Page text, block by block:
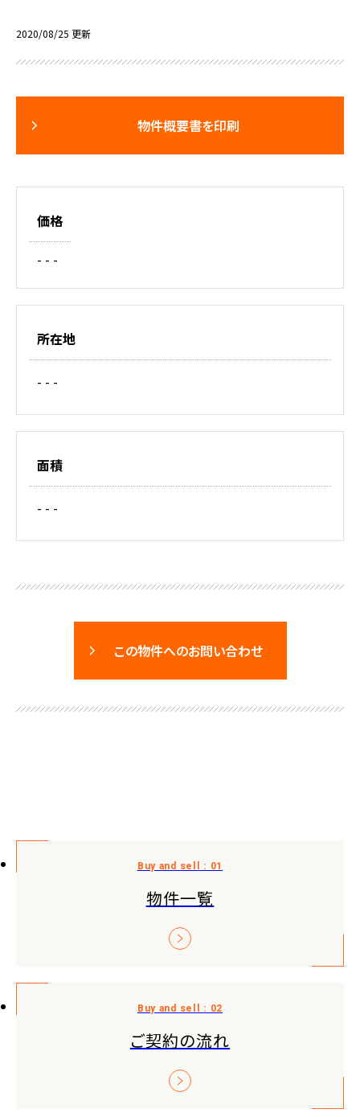
2020/08/25 更新
物件概要書を印刷
価格
- - -
所在地
- - -
面積
- - -
この物件へのお問い合わせ
物件一覧
ご契約の流れ